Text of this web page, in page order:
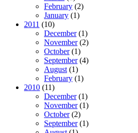
February (2)
January (1)
2011 (10)
December (1)
November (2)
October (1)
September (4)
August (1)
February (1)
2010 (11)
December (1)
November (1)
October (2)
September (1)